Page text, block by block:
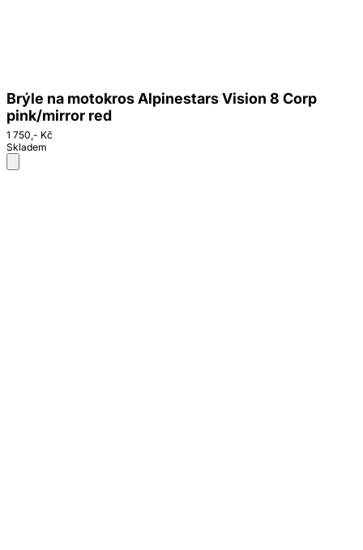
Brýle na motokros Alpinestars Vision 8 Corp
pink/mirror red
1 750,- Kč
Skladem